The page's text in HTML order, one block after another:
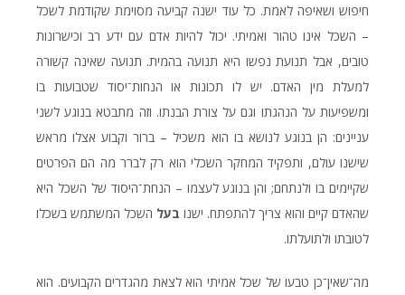
חיפוש ושאיפה לאמת. כל עוד ישנה קביעה מסוימת שקודמת לשכל
– השכל אינו טהור ואמיתי. יכול להיות אדם עם ידע רב וכישרונות
טובים, אבל תנועת נפשו היא תנועה בהמית. תנועה שאינה קשורה
למעלת מין האדם. יש לו תכונות או הנחות־יסוד שטבועות בו
ומשפיעות על הנהגתו וגם על צורת הבנתו. וזה מתבטא בנוגע לשני
עניינים: הן בנוגע לנושא בו הוא משכיל – ברור וקבוע אצלו מראש
שישנו עולם, ותפקיד המחקר השכלי הוא רק לברר מה הם הפרטים
שקיימים בו ולנתחם; והן בנוגע לעצמו – הנחת־היסוד של השכל היא
שהאדם קיים והוא צריך להתפתח. ישנו בעל השכל המשתמש בשכלו
לטובתו ולתועלתו.
מה־שאין־כן טבעו של שכל אמיתי הוא לצאת מהגדרים הקבועים. הוא